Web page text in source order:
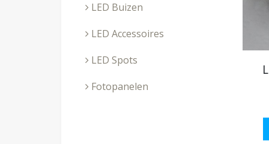
LED Buizen
LED Accessoires
LED Spots
Fotopanelen